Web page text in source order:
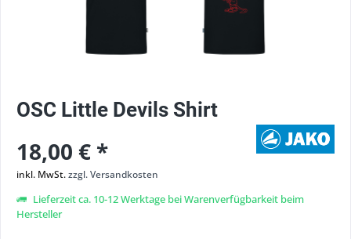
OSC Little Devils Shirt
18,00 € *
inkl. MwSt.zzgl. Versandkosten
Lieferzeit ca. 10-12 Werktage bei Warenverfügbarkeit beim
Hersteller